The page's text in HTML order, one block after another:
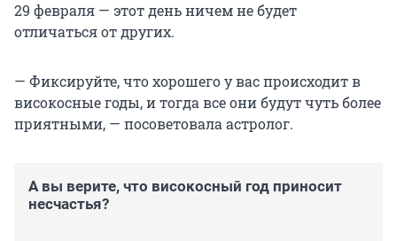
29 февраля — этот день ничем не будет
отличаться от других.
— Фиксируйте, что хорошего у вас происходит в
високосные годы, и тогда все они будут чуть более
приятными, — посоветовала астролог.
А вы верите, что високосный год приносит
несчастья?